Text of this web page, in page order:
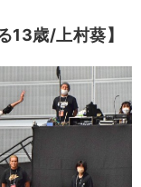
13歳/上村葵】